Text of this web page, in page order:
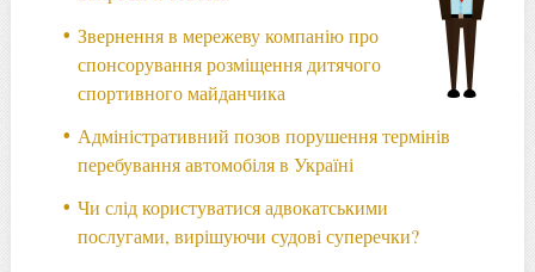
Звернення в мережеву компанію про
спонсорування розміщення дитячого
спортивного майданчика
Адміністративний позов порушення термінів
перебування автомобіля в Україні
Чи слід користуватися адвокатськими
послугами, вирішуючи судові суперечки?